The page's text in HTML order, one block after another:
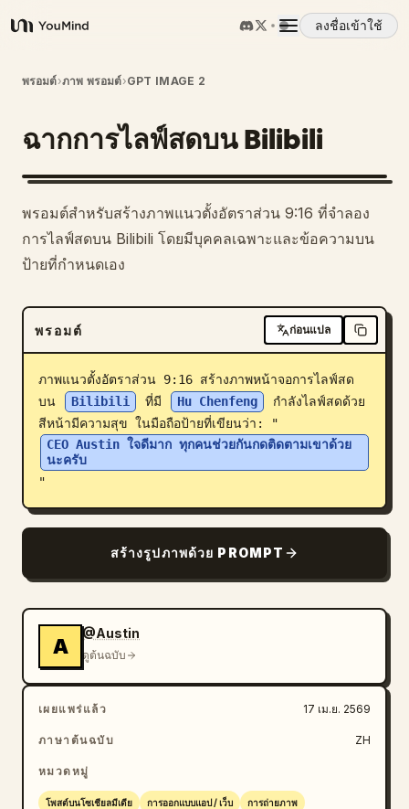
YouMind
ลงชื่อเข้าใช้
ภาพรวม
กรณีการใช้งาน
พรอมต์
ราคา
ดาวน์โหลด
บล็อก
พรอมต์›ภาพ พรอมต์›GPT IMAGE 2
ฉากการไลฟ์สดบน Bilibili
พรอมต์สำหรับสร้างภาพแนวตั้งอัตราส่วน 9:16 ที่จำลอง
การไลฟ์สดบน Bilibili โดยมีบุคคลเฉพาะและข้อความบน
ป้ายที่กำหนดเอง
พรอมต์ ก่อนแปล
ภาพแนวตั้งอัตราส่วน 9:16 สร้างภาพหน้าจอการไลฟ์สด
บน
Bilibili ที่มี Hu Chenfeng
กำลังไลฟ์สดด้วย
สีหน้ามีความสุข ในมือถือป้ายที่เขียนว่า: "
CEO Austin ใจดีมาก ทุกคนช่วยกันกดติดตามเขาด้วย
นะครับ
"
สร้างรูปภาพด้วย PROMPT
A
@Austin
ดูต้นฉบับ
เผยแพร่แล้ว 17 เม.ย. 2569
ภาษาต้นฉบับ ZH
หมวดหมู่
โพสต์บนโซเชียลมีเดีย การออกแบบแอป / เว็บ การถ่ายภาพ